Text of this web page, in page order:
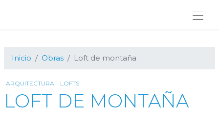
Inicio
Obras Loft de montaña
ARQUITECTURA LOFTS
LOFT DE MONTAÑA